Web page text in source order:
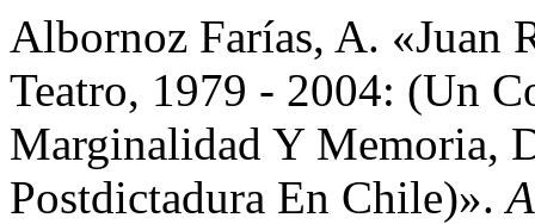
Albornoz Farías, A. «Juan
Teatro, 1979 - 2004: (Un
Marginalidad Y Memoria,
Postdictadura En Chile)».